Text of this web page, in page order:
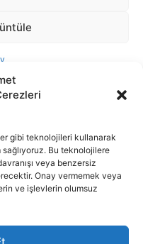
gibi teknolojileri kullanarak
Bu teknolojilere
veya benzersiz
Onay vermemek veya
ve işlevlerin olumsuz
metini, resim ve benzeri
A.Ş.'ye aittir. Hiçbir şekilde
kaynak gösterilse bile izin